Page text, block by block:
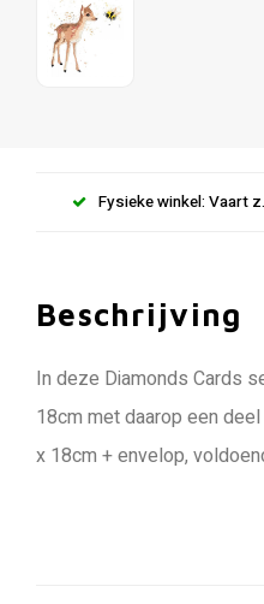
Fysieke winkel: Vaart
Beschrijving
In deze Diamonds Cards
18cm met daarop een
x 18cm + envelop,